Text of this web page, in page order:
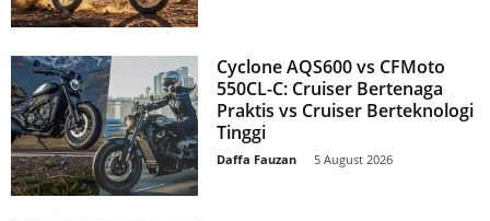
Cyclone AQS600 vs CFMoto
550CL-C: Cruiser Bertenaga
Praktis vs Cruiser Berteknologi
Tinggi
Daffa Fauzan 5 August 2026